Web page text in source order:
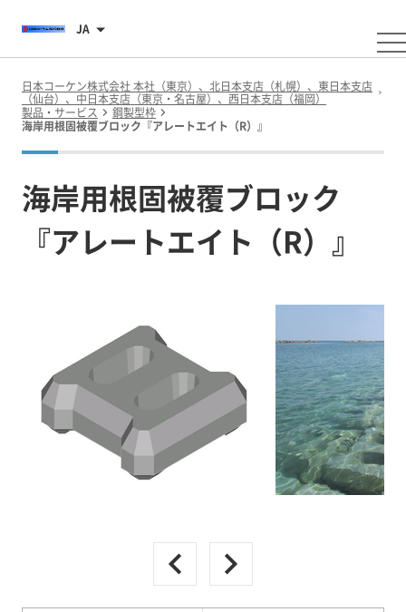
JA
日本コーケン株式会社 本社（東京）、北日本支店（札幌）、東日本支店
（仙台）、中日本支店（東京・名古屋）、西日本支店（福岡）
製品・サービス
鋼製型枠
海岸用根固被覆ブロック『アレートエイト（R）』
海岸用根固被覆ブロック
『アレートエイト（R）』